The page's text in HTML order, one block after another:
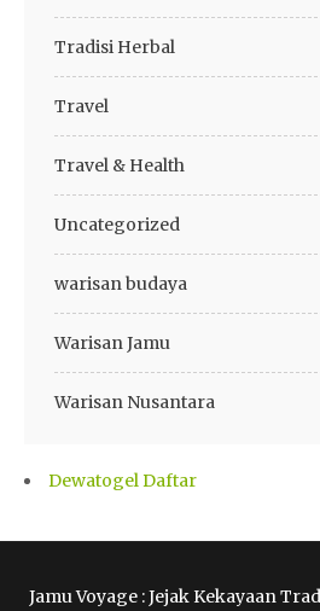
Tradisi Herbal
Travel
Travel & Health
Uncategorized
warisan budaya
Warisan Jamu
Warisan Nusantara
Dewatogel Daftar
Jamu Voyage : Jejak Kekayaan